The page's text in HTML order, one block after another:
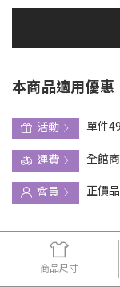
本商品適用優惠
活動
單件
運費
全館
會員
正價
商品尺寸